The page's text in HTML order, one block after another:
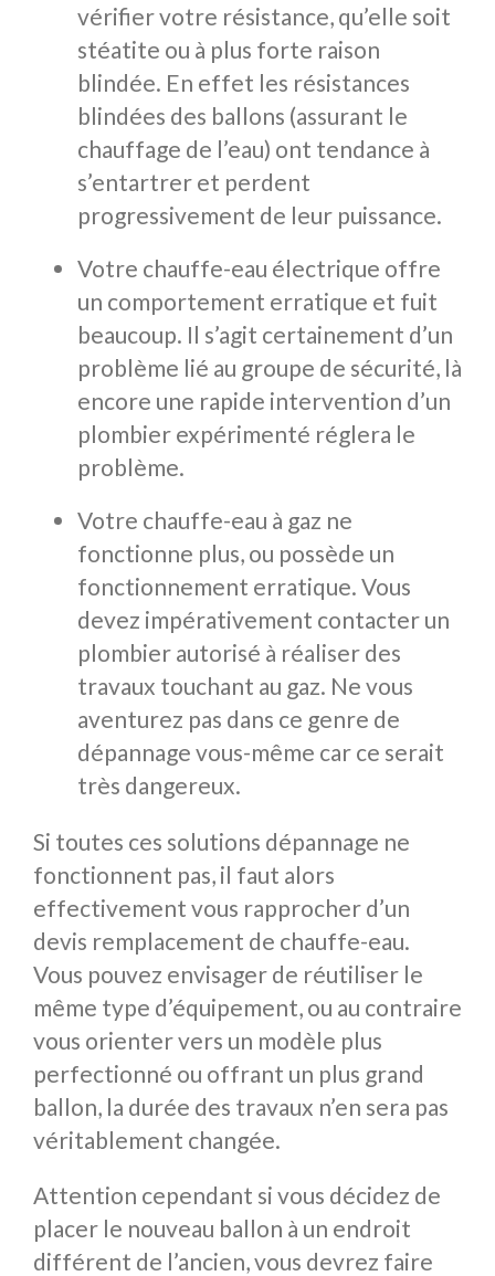
vérifier votre résistance, qu’elle soit
stéatite ou à plus forte raison
blindée. En effet les résistances
blindées des ballons (assurant le
chauffage de l’eau) ont tendance à
s’entartrer et perdent
progressivement de leur puissance.
Votre chauffe-eau électrique offre
un comportement erratique et fuit
beaucoup. Il s’agit certainement d’un
problème lié au groupe de sécurité, là
encore une rapide intervention d’un
plombier expérimenté réglera le
problème.
Votre chauffe-eau à gaz ne
fonctionne plus, ou possède un
fonctionnement erratique. Vous
devez impérativement contacter un
plombier autorisé à réaliser des
travaux touchant au gaz. Ne vous
aventurez pas dans ce genre de
dépannage vous-même car ce serait
très dangereux.
Si toutes ces solutions dépannage ne
fonctionnent pas, il faut alors
effectivement vous rapprocher d’un
devis remplacement de chauffe-eau.
Vous pouvez envisager de réutiliser le
même type d’équipement, ou au contraire
vous orienter vers un modèle plus
perfectionné ou offrant un plus grand
ballon, la durée des travaux n’en sera pas
véritablement changée.
Attention cependant si vous décidez de
placer le nouveau ballon à un endroit
différent de l’ancien, vous devrez faire